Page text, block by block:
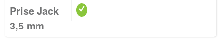
Prise Jack
3,5 mm